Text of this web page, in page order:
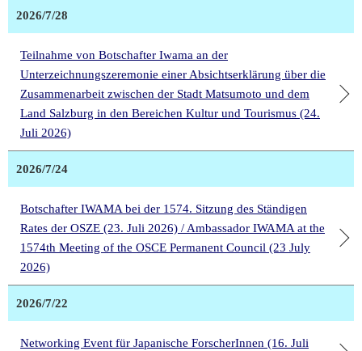
2026/7/28
Teilnahme von Botschafter Iwama an der
Unterzeichnungszeremonie einer Absichtserklärung über die
Zusammenarbeit zwischen der Stadt Matsumoto und dem
Land Salzburg in den Bereichen Kultur und Tourismus (24.
Juli 2026)
2026/7/24
Botschafter IWAMA bei der 1574. Sitzung des Ständigen
Rates der OSZE (23. Juli 2026) / Ambassador IWAMA at the
1574th Meeting of the OSCE Permanent Council (23 July
2026)
2026/7/22
Networking Event für Japanische ForscherInnen (16. Juli